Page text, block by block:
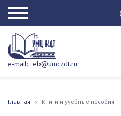
e-mail: eb@umczdt.ru
Главная Книги и учебные пособия